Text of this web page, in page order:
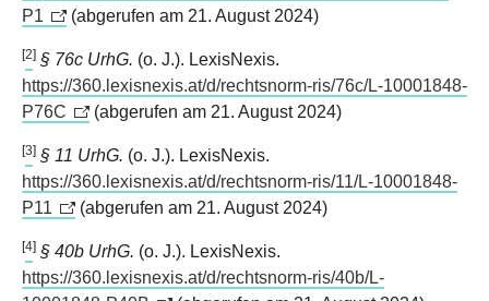
P1
(abgerufen am 21. August 2024)
[2] § 76c UrhG. (o. J.). LexisNexis.
https://360.lexisnexis.at/d/rechtsnorm-ris/76c/L-10001848-
P76C
(abgerufen am 21. August 2024)
[3] § 11 UrhG. (o. J.). LexisNexis.
https://360.lexisnexis.at/d/rechtsnorm-ris/11/L-10001848-
P11
(abgerufen am 21. August 2024)
[4] § 40b UrhG. (o. J.). LexisNexis.
https://360.lexisnexis.at/d/rechtsnorm-ris/40b/L-